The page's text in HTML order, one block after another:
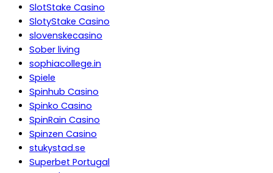
SlotStake Casino
SlotyStake Casino
slovenskecasino
Sober living
sophiacollege.in
Spiele
Spinhub Casino
Spinko Casino
SpinRain Casino
Spinzen Casino
stukystad.se
Superbet Portugal